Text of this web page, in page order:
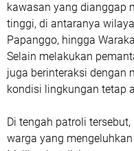
kawasan yang dianggap
tinggi, di antaranya
Papanggo, hingga
Selain melakukan
juga berinteraksi dengan
kondisi lingkungan tetap
Di tengah patroli
warga yang